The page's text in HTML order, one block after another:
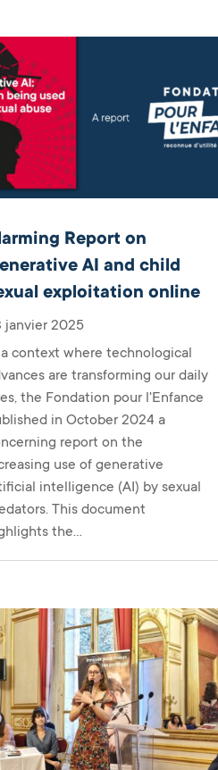
Report on
AI and child
exploitation online
janvier 2025
context where technological
are transforming our daily
the Fondation pour l'Enfance
in October 2024 a
report on the
use of generative
intelligence (AI) by sexual
This document
the...